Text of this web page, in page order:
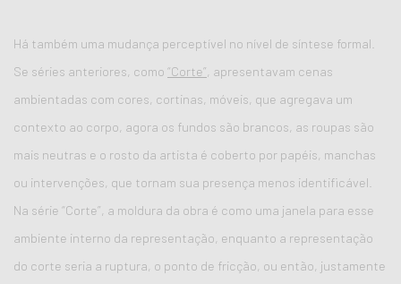
Há também uma mudança perceptível no nível de síntese formal.
Se séries anteriores, como “Corte” , apresentavam cenas
ambientadas com cores, cortinas, móveis, que agregava um
contexto ao corpo, agora os fundos são brancos, as roupas são
mais neutras e o rosto da artista é coberto por papéis, manchas
ou intervenções, que tornam sua presença menos identificável.
Na série “Corte”, a moldura da obra é como uma janela para esse
ambiente interno da representação, enquanto a representação
do corte seria a ruptura, o ponto de fricção, ou então, justamente